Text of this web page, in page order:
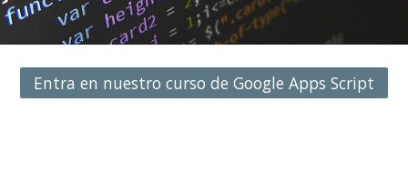
Entra en nuestro curso de Google Apps Script